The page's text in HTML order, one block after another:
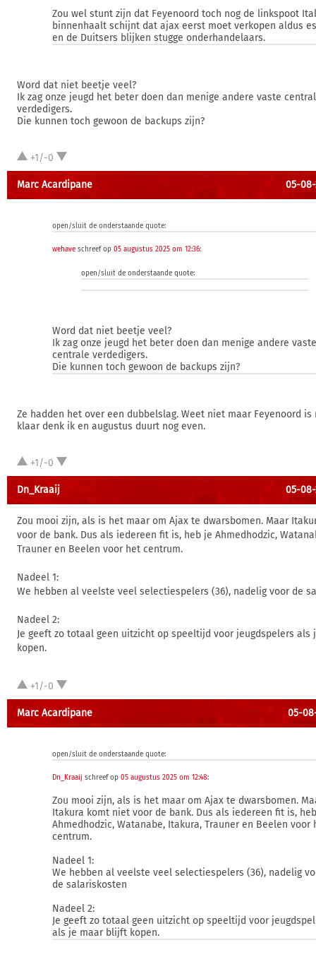
Zou wel stunt zijn dat Feyenoord toch nog de linkspoot
binnenhaalt schijnt dat ajax eerst moet verkopen aldus
en de Duitsers blijken stugge onderhandelaars.
Word dat niet beetje veel?
Ik zag onze jeugd het beter doen dan menige andere vaste
verdedigers.
Die kunnen toch gewoon de backups zijn?
+1/-0
Marc Acardipane 05-08-
open/sluit de onderstaande quote:
wehave schreef op05 augustus 2025 om 12:36:
open/sluit de onderstaande quote:
Word dat niet beetje veel?
Ik zag onze jeugd het beter doen dan menige andere
centrale verdedigers.
Die kunnen toch gewoon de backups zijn?
Ze hadden het over een dubbelslag. Weet niet maar Feyenoord is
klaar denk ik en augustus duurt nog even.
+1/-0
Dn_Kraaij 05-08-
Zou mooi zijn, als is het maar om Ajax te dwarsbomen. Maar
voor de bank. Dus als iedereen fit is, heb je Ahmedhodzic,
Trauner en Beelen voor het centrum.
Nadeel 1:
We hebben al veelste veel selectiespelers (36), nadelig voor de
Nadeel 2:
Je geeft zo totaal geen uitzicht op speeltijd voor jeugdspelers
kopen.
+1/-0
Marc Acardipane 05-
open/sluit de onderstaande quote:
Dn_Kraaij schreef op05 augustus 2025 om 12:48:
Zou mooi zijn, als is het maar om Ajax te dwarsbomen.
Itakura komt niet voor de bank. Dus als iedereen fit is,
Ahmedhodzic, Watanabe, Itakura, Trauner en Beelen voor
centrum.
Nadeel 1:
We hebben al veelste veel selectiespelers (36), nadelig
de salariskosten
Nadeel 2:
Je geeft zo totaal geen uitzicht op speeltijd voor
als je maar blijft kopen.